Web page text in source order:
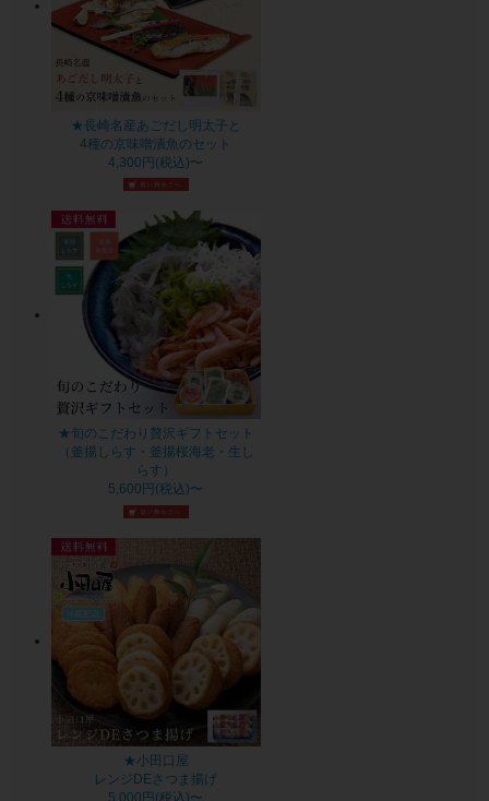
★長崎名産あごだし明太子と
4種の京味噌漬魚のセット
4,300円(税込)〜
★旬のこだわり贅沢ギフトセット
（釜揚しらす・釜揚桜海老・生し
らす）
5,600円(税込)〜
★小田口屋
レンジDEさつま揚げ
5,000円(税込)〜